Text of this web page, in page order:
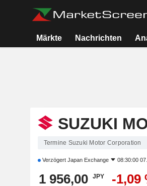
Märkte Nachrichten
SUZUKI
Termine Suzuki Motor Corporation
Verzögert Japan Exchange 08:30:00
1 956,00 JPY -1,09